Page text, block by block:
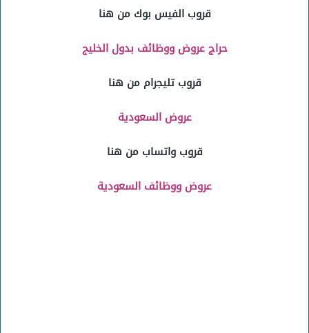
قروب الفيس بوك من هنا
حراج عروض ووظائف بدول الخليج
قروب تليجرام من هنا
عروض السعودية
قروب واتساب من هنا
عروض ووظائف السعودية